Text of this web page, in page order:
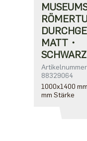
MATT・
SCHWARZ
88329064
1000x1400
mm Stärke